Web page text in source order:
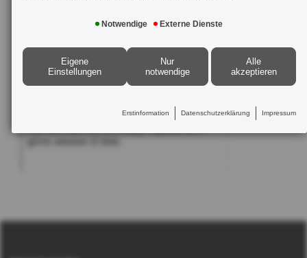
Notwendige Externe Dienste
Eigene
Einstellungen
Nur
notwendige
Alle
akzeptieren
Erstinformation Datenschutzerklärung Impressum
Weiterführende Informationen zu diesem Thema